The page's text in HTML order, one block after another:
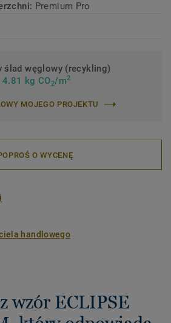
Premium Pro
ślad węglowy (recykling)
4.81 kg CO2/m2
MOJEGO PROJEKTU
O WYCENĘ
handlowego
wzór ECLIPSE